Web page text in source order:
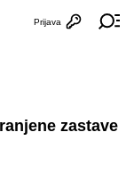
Otvori
Prijava
zastave